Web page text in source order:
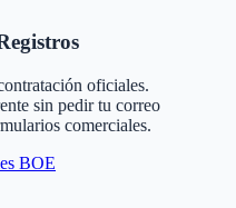
oficiales.
sin pedir tu correo
comerciales.
BOE